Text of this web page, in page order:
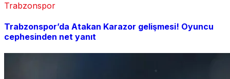
Trabzonspor
Trabzonspor’da Atakan Karazor gelişmesi! Oyuncu
cephesinden net yanıt